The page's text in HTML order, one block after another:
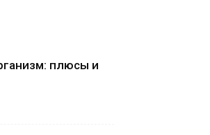
плюсы и